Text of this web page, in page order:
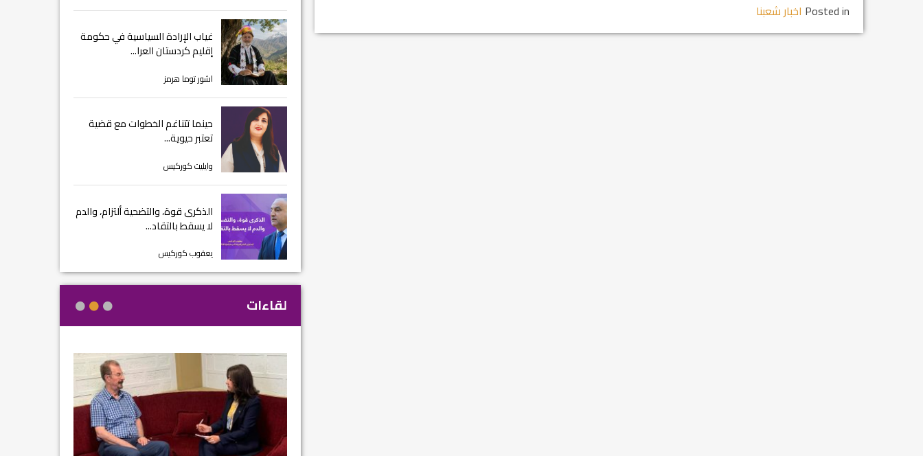
Posted in اخبار شعبنا
غياب الإرادة السياسية في حكومة
إقليم كردستان العرا...
اشور توما هرمز
حينما تتناغم الخطوات مع قضية
تعتبر حيوية...
وايليت كوركيس
الذكرى قوة، والتضحية ألتزام، والدم
لا يسقط بالتقاد...
يعقوب كوركيس
لقاءات